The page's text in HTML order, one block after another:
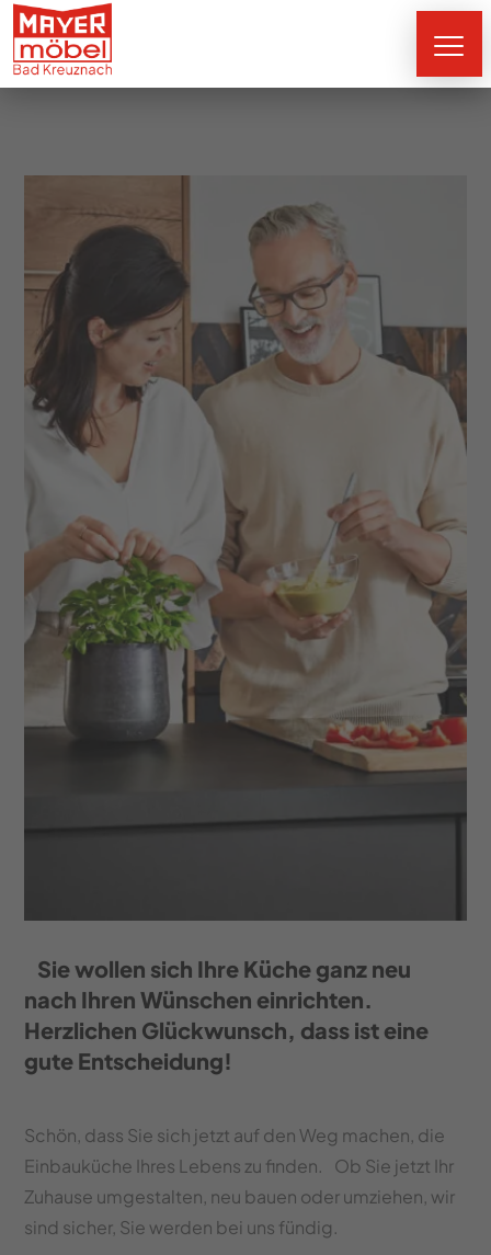
Neueröffnung
unseres
Küchenstudios
Wohnen
Über
uns
Karriere
Prospekte
Sie wollen sich Ihre Küche ganz neu
nach Ihren Wünschen einrichten.
Herzlichen Glückwunsch, dass ist eine
gute Entscheidung!
Schön, dass Sie sich jetzt auf den Weg machen, die
Einbauküche Ihres Lebens zu finden. Ob Sie jetzt Ihr
Zuhause umgestalten, neu bauen oder umziehen, wir
sind sicher, Sie werden bei uns fündig.